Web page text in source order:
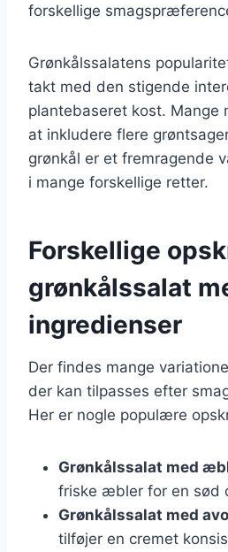
forskellige
Grønkålssalatens
takt med den stigende
plantebaseret kost. Mange
at inkludere flere
grønkål er et fremragende
i mange forskellige retter.
Forskellige
grønkålssalat
ingredienser
Der findes mange
der kan tilpasses efter
Her er nogle populære
Grønkålssalat med
friske æbler for en sød
Grønkålssalat med
tilføjer en cremet